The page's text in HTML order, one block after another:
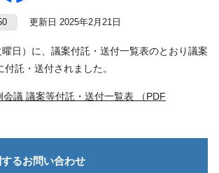
更新日 2025年2月21日
日）に、議案付託・送付一覧表のとおり議案
託・送付されました。
議 議案等付託・送付一覧表 （PDF
るお問い合わせ